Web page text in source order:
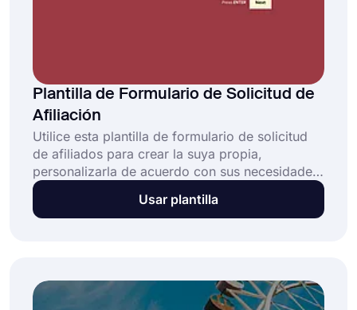
Plantilla de Formulario de Solicitud de
Afiliación
Utilice esta plantilla de formulario de solicitud
de afiliados para crear la suya propia,
personalizarla de acuerdo con sus necesidades
y registrar nuevos afiliados para su programa
de afiliados en un corto período de tiempo.
correo electrónico, visitantes mensuales del
sitio web y muchos otros. ¡Es completamente
Usar plantilla